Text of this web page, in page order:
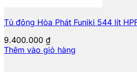
Tủ đông Hòa Phát Funiki 544 lít
9.400.000 ₫
Thêm vào giỏ hàng